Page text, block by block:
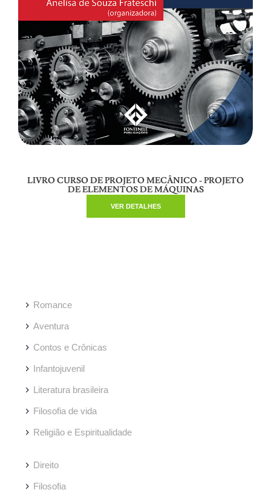
LIVRO CURSO DE PROJETO MECÂNICO - PROJETO
DE ELEMENTOS DE MÁQUINAS
VER DETALHES
Romance
Aventura
Contos e Crônicas
Infantojuvenil
Literatura brasileira
Filosofia de vida
Religião e Espiritualidade
Direito
Filosofia